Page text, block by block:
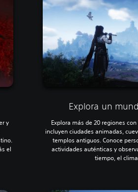
y
el
Explora un
Explora más de 20 regiones
incluyen ciudades animadas,
templos antiguos. Conoce
actividades auténticas y
tiempo, el